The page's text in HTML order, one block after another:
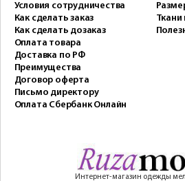
Условия сотрудничества
Как сделать заказ
Как сделать дозаказ
Оплата товара
Доставка по РФ
Преимущества
Договор оферта
Письмо директору
Оплата Сбербанк Онлайн
Ткани
Интернет-магазин одежды